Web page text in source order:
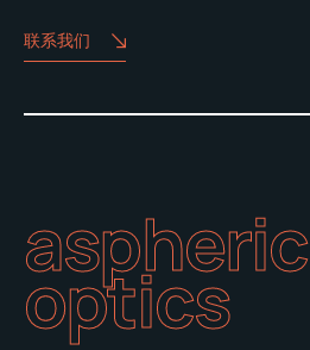
联系我们
aspheric
optics